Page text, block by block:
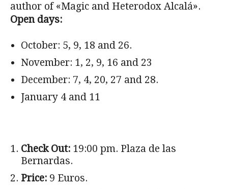
author of «Magic and Heterodox Alcalá».
Open days:
October: 5, 9, 18 and 26.
November: 1, 2, 9, 16 and 23
December: 7, 4, 20, 27 and 28.
January 4 and 11
Check Out: 19:00 pm. Plaza de las
Bernardas.
Price: 9 Euros.